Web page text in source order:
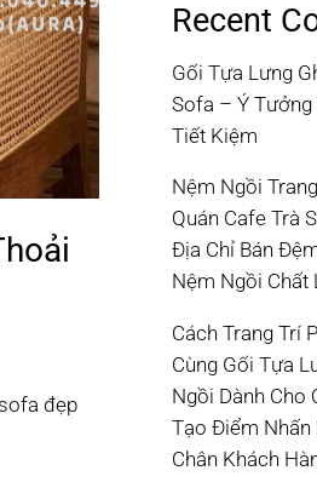
đẹp
Recent
Gối Tựa Lưng
Sofa – Ý
Tiết Kiệm
Nệm Ngồi
Quán Cafe Trà
Địa Chỉ Bán
Nệm Ngồi Chất
Cách Trang Trí
Cùng Gối Tựa
Ngồi Dành Cho
Tạo Điểm Nhấn
Chân Khách